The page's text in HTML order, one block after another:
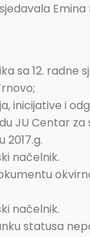
sa 12. radne
inicijative i
JU Centar za
2017.g.
načelnik.
načelnik.
statusa